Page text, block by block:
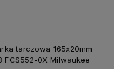
tarczowa 165x20mm
FCS552-0X Milwaukee